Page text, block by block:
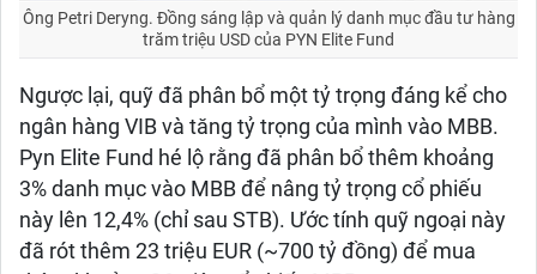
Ông Petri Deryng. Đồng sáng lập và quản lý danh mục đầu tư hàng
trăm triệu USD của PYN Elite Fund
Ngược lại, quỹ đã phân bổ một tỷ trọng đáng kể cho
ngân hàng VIB và tăng tỷ trọng của mình vào MBB.
Pyn Elite Fund hé lộ rằng đã phân bổ thêm khoảng
3% danh mục vào MBB để nâng tỷ trọng cổ phiếu
này lên 12,4% (chỉ sau STB). Ước tính quỹ ngoại này
đã rót thêm 23 triệu EUR (~700 tỷ đồng) để mua